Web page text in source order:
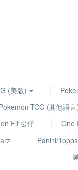
(美版)
Pokemon TCG (其他語言)
Fit 公仔 One
Panini/